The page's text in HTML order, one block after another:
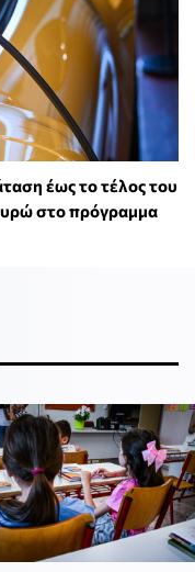
έως το τέλος του
στο πρόγραμμα